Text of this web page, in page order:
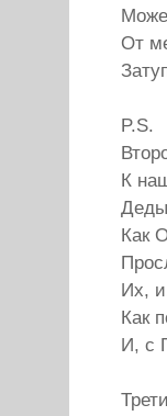
От
P.S.
К
Как
Их,
Как
И, с